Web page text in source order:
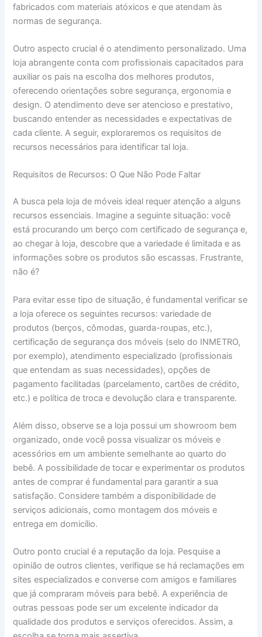
fabricados com materiais atóxicos e que atendam às
normas de segurança.
Outro aspecto crucial é o atendimento personalizado. Uma
loja abrangente conta com profissionais capacitados para
auxiliar os pais na escolha dos melhores produtos,
oferecendo orientações sobre segurança, ergonomia e
design. O atendimento deve ser atencioso e prestativo,
buscando entender as necessidades e expectativas de
cada cliente. A seguir, exploraremos os requisitos de
recursos necessários para identificar tal loja.
Requisitos de Recursos: O Que Não Pode Faltar
A busca pela loja de móveis ideal requer atenção a alguns
recursos essenciais. Imagine a seguinte situação: você
está procurando um berço com certificado de segurança e,
ao chegar à loja, descobre que a variedade é limitada e as
informações sobre os produtos são escassas. Frustrante,
não é?
Para evitar esse tipo de situação, é fundamental verificar se
a loja oferece os seguintes recursos: variedade de
produtos (berços, cômodas, guarda-roupas, etc.),
certificação de segurança dos móveis (selo do INMETRO,
por exemplo), atendimento especializado (profissionais
que entendam as suas necessidades), opções de
pagamento facilitadas (parcelamento, cartões de crédito,
etc.) e política de troca e devolução clara e transparente.
Além disso, observe se a loja possui um showroom bem
organizado, onde você possa visualizar os móveis e
acessórios em um ambiente semelhante ao quarto do
bebê. A possibilidade de tocar e experimentar os produtos
antes de comprar é fundamental para garantir a sua
satisfação. Considere também a disponibilidade de
serviços adicionais, como montagem dos móveis e
entrega em domicílio.
Outro ponto crucial é a reputação da loja. Pesquise a
opinião de outros clientes, verifique se há reclamações em
sites especializados e converse com amigos e familiares
que já compraram móveis para bebê. A experiência de
outras pessoas pode ser um excelente indicador da
qualidade dos produtos e serviços oferecidos. Assim, a